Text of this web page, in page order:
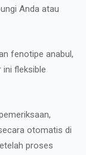
Anda atau
fenotipe anabul,
ini fleksible
otomatis di
proses